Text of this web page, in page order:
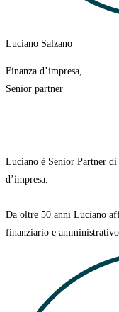
Luciano Salzano
Finanza d’impresa,
Senior partner
Luciano è Senior Partner
d’impresa.
Da oltre 50 anni Luciano
finanziario e